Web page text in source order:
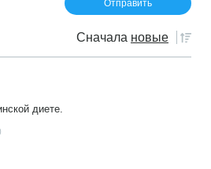
Сначала новые
диете.